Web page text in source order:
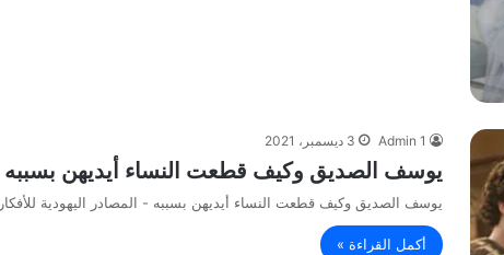
Admin 1 3 ديسمبر، 2021
يوسف الصديق وكيف قطعت النساء أيديهن بسببه –
يوسف الصديق وكيف قطعت النساء أيديهن بسببه - المصادر اليهودية للأفكار
أكمل القراءة »